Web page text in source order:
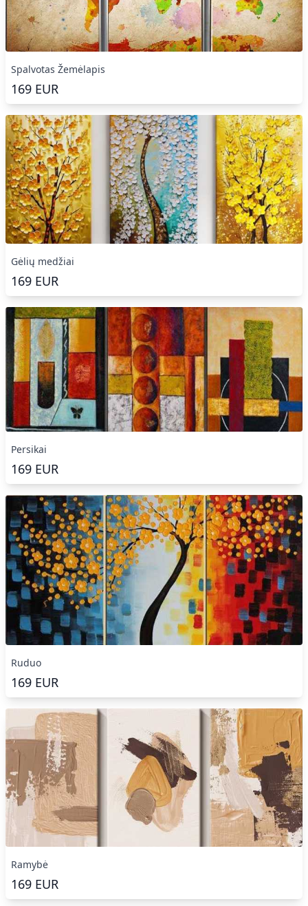
Spalvotas Žemėlapis
169 EUR
Gėlių medžiai
169 EUR
Persikai
169 EUR
Ruduo
169 EUR
Ramybė
169 EUR